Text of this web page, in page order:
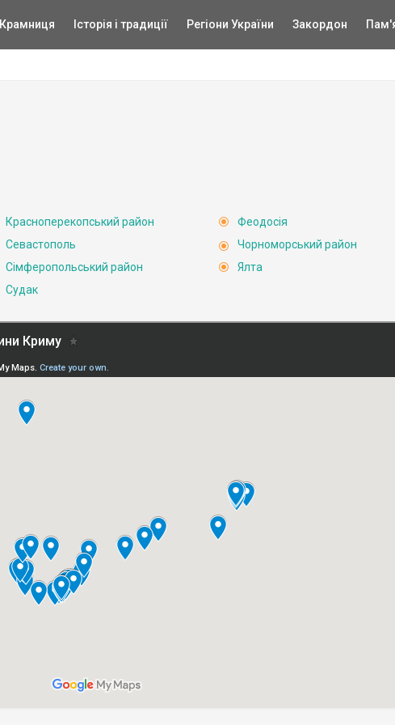
Крамниця Історія і традиції Регіони України Закордон
Красноперекопський район
Севастополь
Сімферопольський район
Судак
Феодосія
Чорноморський район
Ялта